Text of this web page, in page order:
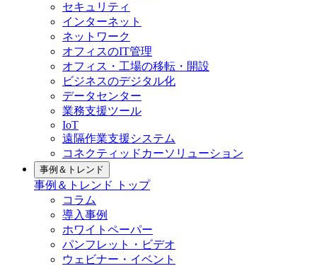
セキュリティ
インターネット
ネットワーク
オフィスのIT管理
オフィス・工場の移転・開設
ビジネスのデジタル化
データセンター
業務支援ツール
IoT
遠隔作業支援システム
コネクティッドカーソリューション
事例＆トレンド
事例＆トレンド トップ
コラム
導入事例
ホワイトペーパー
パンフレット・ビデオ
ウェビナー・イベント